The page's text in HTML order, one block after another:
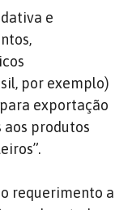
e
por exemplo)
exportação
aos produtos
requerimento a